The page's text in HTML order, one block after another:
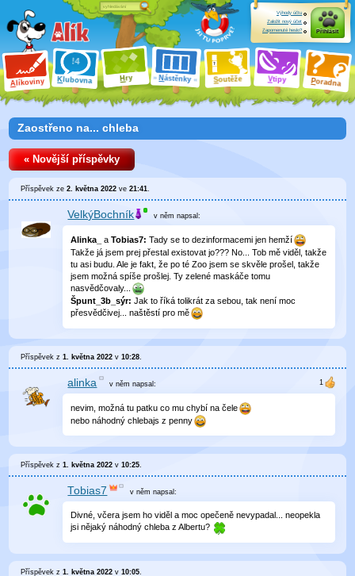
Alíkoviny Klubovna Hry Nástěnky Soutěže Vtipy Poradna
Výhody účtu
Založit nový účet
Zapomenuté heslo?
Přihlásit
Zaostřeno na... chleba
« Novější příspěvky
Příspěvek ze2. května 2022 ve21:41.
VelkýBochník v němnapsal:
Alinka_ aTobias7: Tady se to dezinformacemi jen hemží
Takže já jsem prej přestal existovat jo??? No... Tob mě viděl, takže
tu asi budu. Ale je fakt, že po té Zoo jsem se skvěle prošel, takže
jsem možná spíše prošlej. Ty zelené maskáče tomu
nasvědčovaly...
Špunt_3b_sýr: Jak to říká tolikrát za sebou, tak není moc
přesvědčivej... naštěstí pro mě
Příspěvek z1. května 2022 v10:28.
alinka v němnapsal:
nevim, možná tu patku co mu chybí na čele
nebo náhodný chlebajs z penny
Příspěvek z1. května 2022 v10:25
Tobias7 v něm napsal:
Divné, včera jsem ho viděl a moc opečeně nevypadal... neopekla
jsi nějaký náhodný chleba z Albertu?
Příspěvek z1. května 2022 v10:05